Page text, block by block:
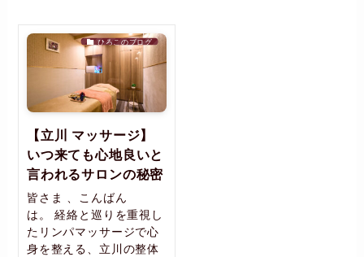
ひろこのブログ
【立川 マッサージ】
いつ来ても心地良いと
言われるサロンの秘密
皆さま 、こんばん
は。 経絡と巡りを重視し
たリンパマッサージで心
身を整える、立川の整体